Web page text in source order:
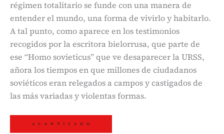
régimen totalitario se funde con una manera de
entender el mundo, una forma de vivirlo y habitarlo.
A tal punto, como aparece en los testimonios
recogidos por la escritora bielorrusa, que parte de
ese “Homo sovieticus” que ve desaparecer la URSS,
añora los tiempos en que millones de ciudadanos
soviéticos eran relegados a campos y castigados de
las más variadas y violentas formas.